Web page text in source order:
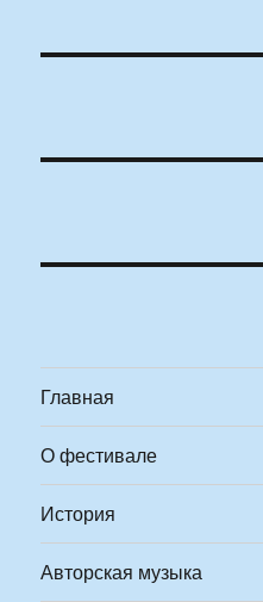
Главная
О фестивале
История
Авторская музыка